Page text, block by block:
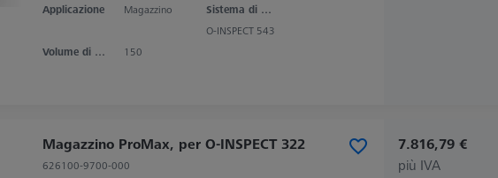
Applicazione
Magazzino
Sistema di misura
O-INSPECT 543
Volume di misura asse X
150
Magazzino ProMax, per O-INSPECT 322
626100-9700-000
7.816,79 €
più IVA